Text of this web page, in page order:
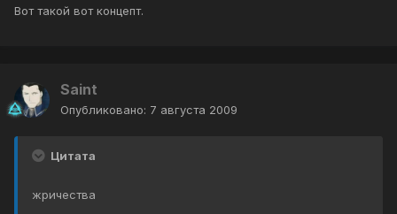
Вот такой вот концепт.
Saint
Опубликовано: 7 августа 2009
Цитата
жричества